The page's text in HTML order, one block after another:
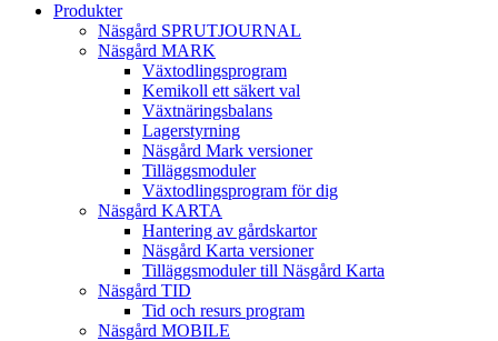
Produkter
Näsgård SPRUTJOURNAL
Näsgård MARK
Växtodlingsprogram
Kemikoll ett säkert val
Växtnäringsbalans
Lagerstyrning
Näsgård Mark versioner
Tilläggsmoduler
Växtodlingsprogram för dig
Näsgård KARTA
Hantering av gårdskartor
Näsgård Karta versioner
Tilläggsmoduler till Näsgård Karta
Näsgård TID
Tid och resurs program
Näsgård MOBILE